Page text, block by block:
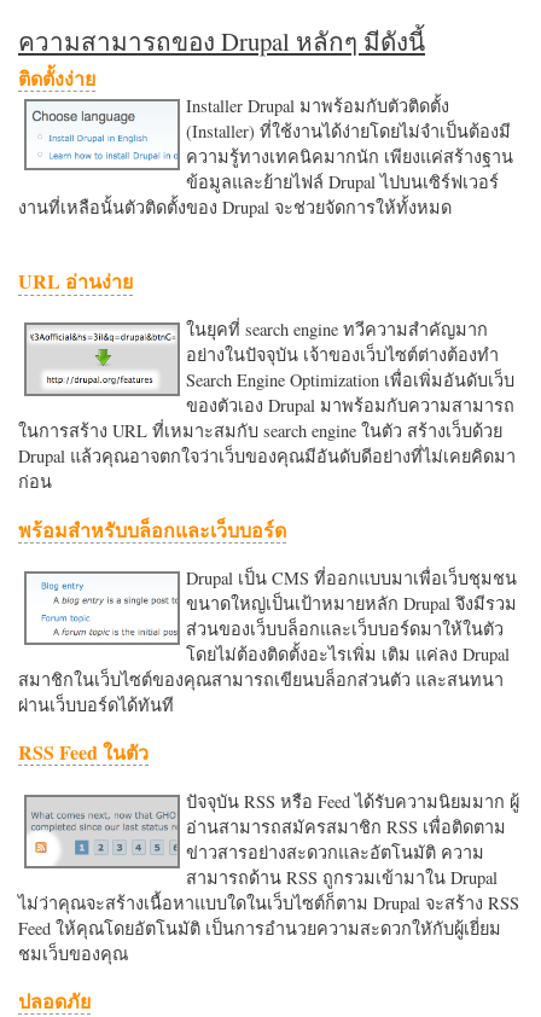
ความสามารถของ Drupal หลักๆ มีดังนี้
ติดตั้งง่าย
Installer Drupal มาพร้อมกับตัวติดตั้ง
(Installer) ที่ใช้งานได้ง่ายโดยไม่จำเป็นต้องมี
ความรู้ทางเทคนิคมากนัก เพียงแค่สร้างฐาน
ข้อมูลและย้ายไฟล์ Drupal ไปบนเซิร์ฟเวอร์
งานที่เหลือนั้นตัวติดตั้งของ Drupal จะช่วยจัดการให้ทั้งหมด
URL อ่านง่าย
ในยุคที่ search engine ทวีความสำคัญมาก
อย่างในปัจจุบัน เจ้าของเว็บไซต์ต่างต้องทำ
Search Engine Optimization เพื่อเพิ่มอันดับเว็บ
ของตัวเอง Drupal มาพร้อมกับความสามารถ
ในการสร้าง URL ที่เหมาะสมกับ search engine ในตัว สร้างเว็บด้วย
Drupal แล้วคุณอาจตกใจว่าเว็บของคุณมีอันดับดีอย่างที่ไม่เคยคิดมา
ก่อน
พร้อมสำหรับบล็อกและเว็บบอร์ด
Drupal เป็น CMS ที่ออกแบบมาเพื่อเว็บชุมชน
ขนาดใหญ่เป็นเป้าหมายหลัก Drupal จึงมีรวม
ส่วนของเว็บบล็อกและเว็บบอร์ดมาให้ในตัว
โดยไม่ต้องติดตั้งอะไรเพิ่ม เติม แค่ลง Drupal
สมาชิกในเว็บไซต์ของคุณสามารถเขียนบล็อกส่วนตัว และสนทนา
ผ่านเว็บบอร์ดได้ทันที
RSS Feed ในตัว
ปัจจุบัน RSS หรือ Feed ได้รับความนิยมมาก ผู้
อ่านสามารถสมัครสมาชิก RSS เพื่อติดตาม
ข่าวสารอย่างสะดวกและอัตโนมัติ ความ
สามารถด้าน RSS ถูกรวมเข้ามาใน Drupal
ไม่ว่าคุณจะสร้างเนื้อหาแบบใดในเว็บไซต์ก็ตาม Drupal จะสร้าง RSS
Feed ให้คุณโดยอัตโนมัติ เป็นการอำนวยความสะดวกใหักับผู้เยี่ยม
ชมเว็บของคุณ
ปลอดภัย